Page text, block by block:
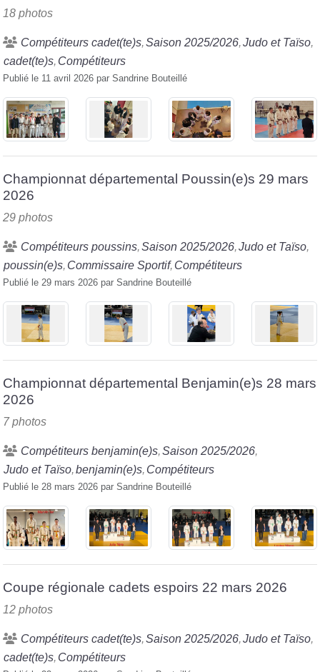
18 photos
Compétiteurs cadet(te)s Saison 2025/2026 Judo et Taïso
cadet(te)s Compétiteurs
Publié le 11 avril 2026 par Sandrine Bouteillé
Championnat départemental Poussin(e)s 29 mars
2026
29 photos
Compétiteurs poussins Saison 2025/2026 Judo et Taïso
poussin(e)s Commissaire Sportif Compétiteurs
Publié le 29 mars 2026 par Sandrine Bouteillé
Championnat départemental Benjamin(e)s 28 mars
2026
7 photos
Compétiteurs benjamin(e)s Saison 2025/2026
Judo et Taïso benjamin(e)s Compétiteurs
Publié le 28 mars 2026 par Sandrine Bouteillé
Coupe régionale cadets espoirs 22 mars 2026
12 photos
Compétiteurs cadet(te)s Saison 2025/2026 Judo et Taïso
cadet(te)s Compétiteurs